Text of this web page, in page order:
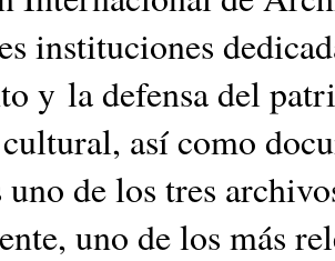
instituciones
y la defensa del
así como
de los tres
uno de los más